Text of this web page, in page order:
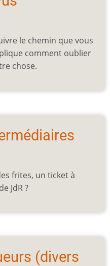
le chemin que vous
comment oublier
chose.
frites, un ticket à
JdR ?
(divers